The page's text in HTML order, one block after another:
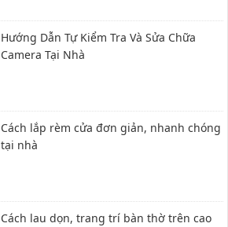
Hướng Dẫn Tự Kiểm Tra Và Sửa Chữa
Camera Tại Nhà
Cách lắp rèm cửa đơn giản, nhanh chóng
tại nhà
Cách lau dọn, trang trí bàn thờ trên cao